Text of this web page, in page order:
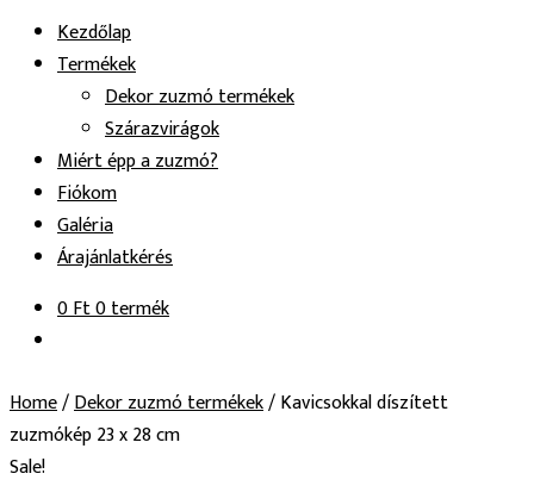
Kezdőlap
Termékek
Dekor zuzmó termékek
Szárazvirágok
Miért épp a zuzmó?
Fiókom
Galéria
Árajánlatkérés
0Ft0 termék
Home/Dekor zuzmó termékek/Kavicsokkal díszített
zuzmókép 23 x 28 cm
Sale!